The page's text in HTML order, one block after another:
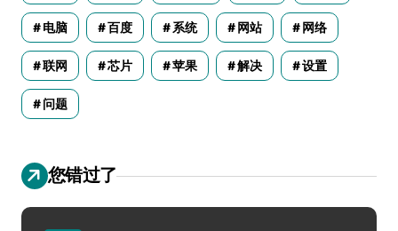
电脑 百度 系统 网站 网络
联网 芯片 苹果 解决 设置
问题
您错过了